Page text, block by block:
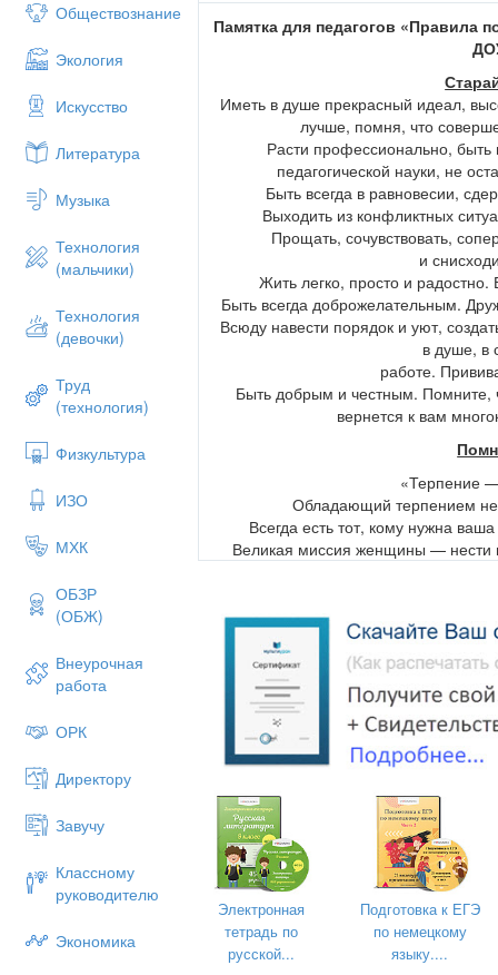
Обществознание
Экология
Искусство
Литература
Музыка
Технология
(мальчики)
Технология
(девочки)
Труд
(технология)
Физкультура
ИЗО
МХК
ОБЗР
(ОБЖ)
Внеурочная
работа
ОРК
Директору
Завучу
Классному
руководителю
Экономика
Памятка для педагогов «Правила
Иметь в душе прекрасный идеал,
лучше, помня, что
Расти профессионально, быть
педагогической науки, не
Быть всегда в равновесии,
Выходить из конфликтных
Прощать, сочувствовать,
и
Жить легко, просто и
Быть всегда доброжелательным.
Всюду навести порядок и уют,
в душе, в
работе.
Быть добрым и честным. Помните,
вернется к вам
«Терпение
Обладающий терпением не
Всегда есть тот, кому нужна
Великая миссия женщины — нести
Ваши объяснения должны
Когда ребенок разговаривает
Не
Не создавайте
Следите за
Ваше отношение к работе, людям,
Воспитывая
Любить ребенка
Уважать в
Хвалить, поощрять, ободрять,
Замечать не недостатки
Сделать родителей своими
Разговаривать с ребенком
Поощрять стремление
Электронная
тетрадь по
русской...
Подготовка к ЕГЭ
по немецкому
языку....